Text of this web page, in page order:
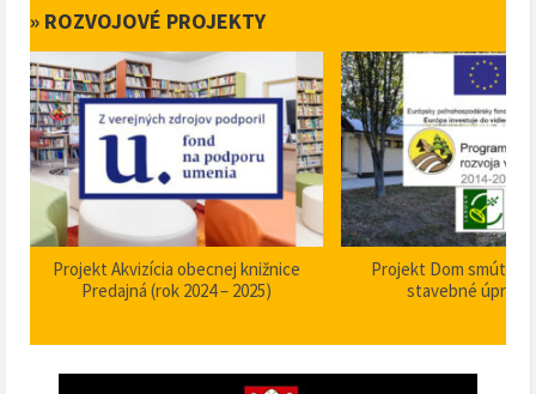
» ROZVOJOVÉ PROJEKTY
Projekt Dom smútku Predajná –
stavebné úpravy 2025
Zabezpečenie zvýšenia
plynulosti premávky –